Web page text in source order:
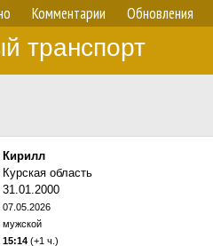
Комментарии Обновления
транспорт
Кирилл
Курская область
31.01.2000
07.05.2026
мужской
15:14 (+1 ч.)